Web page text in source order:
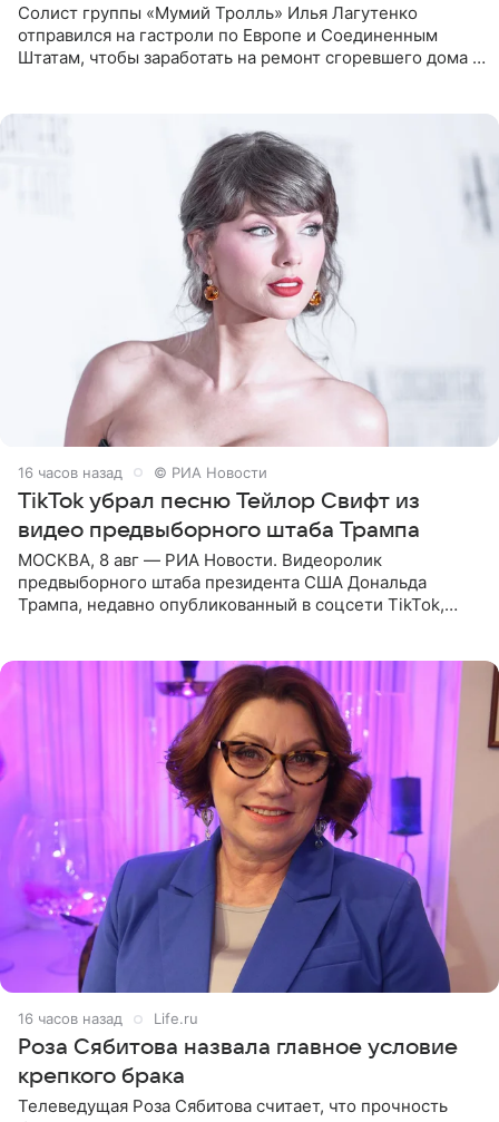
Солист группы «Мумий Тролль» Илья Лагутенко
отправился на гастроли по Европе и Соединенным
Штатам, чтобы заработать на ремонт сгоревшего дома в
16 часов назад © РИА Новости
TikTok убрал песню Тейлор Свифт из
видео предвыборного штаба Трампа
МОСКВА, 8 авг — РИА Новости. Видеоролик
предвыборного штаба президента США Дональда
Трампа, недавно опубликованный в соцсети TikTok,
16 часов назад Life.ru
Роза Сябитова назвала главное условие
крепкого брака
Телеведущая Роза Сябитова считает, что прочность